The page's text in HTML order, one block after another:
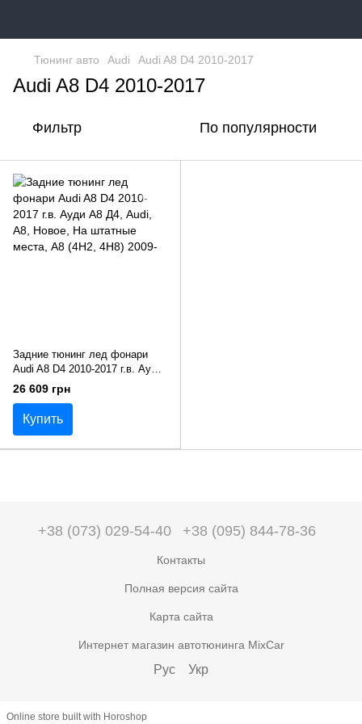
Тюнинг авто Audi Audi A8 D4 2010-2017
Audi A8 D4 2010-2017
Фильтр По популярности
Задние тюнинг лед фонари
Audi A8 D4 2010-2017 г.в. Ауди
А8 Д4
26 609 грн
Купить
+38 (073) 029-54-40 +38 (095) 844-78-36
Контакты
Полная версия сайта
Карта сайта
Интернет магазин автотюнинга MixCar
Рус Укр
Online store built with Horoshop